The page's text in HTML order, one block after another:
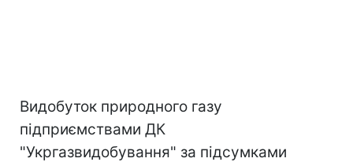
Видобуток природного газу
підприємствами ДК
"Укргазвидобування" за підсумками